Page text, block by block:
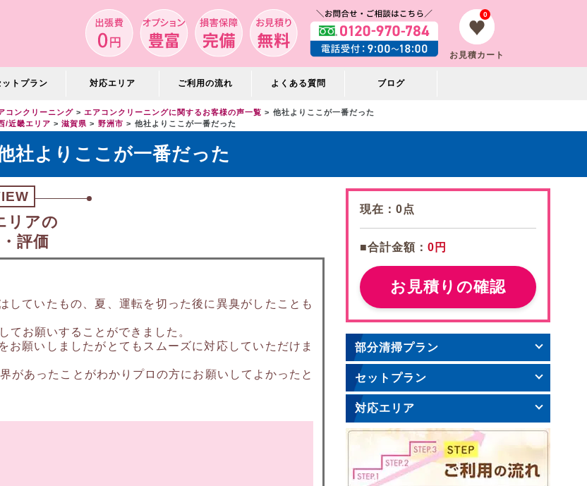
0
お見積カート
ットプラン 対応エリア ご利用の流れ よくある質問 ブログ
コンクリーニング エアコンクリーニングに関するお客様の声一覧
他社よりここが一番だった
/近畿エリア 滋賀県 野洲市 他社よりここが一番だった
社よりここが一番だった
リアの
評価
ていたもの、夏、運転を切った後に異臭がしたことも
てお願いすることができました。
願いしましたがとてもスムーズに対応していただけま
があったことがわかりプロの方にお願いしてよかったと
現在： 0点
■合計金額： 0円
お見積りの確認
部分清掃プラン
セットプラン
対応エリア